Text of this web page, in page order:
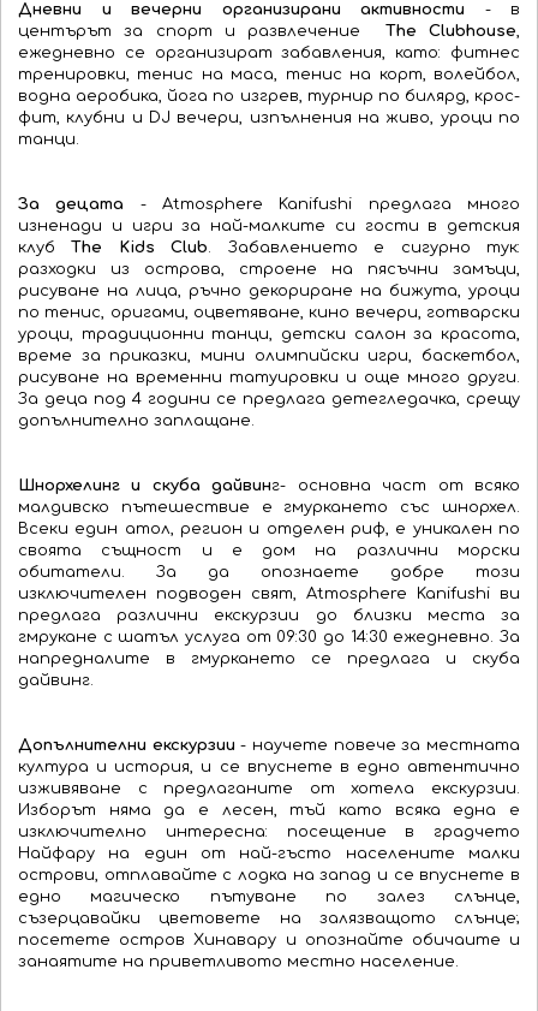
Дневни и вечерни организирани активности - в
центърът за спорт и развлечение The Clubhouse,
ежедневно се организират забавления, като: фитнес
тренировки, тенис на маса, тенис на корт, волейбол,
водна аеробика, йога по изгрев, турнир по билярд, крос-
фит, клубни и DJ вечери, изпълнения на живо, уроци по
танци.
За децата - Atmosphere Kanifushi предлага много
изненади и игри за най-малките си гости в детския
клуб The Kids Club. Забавлението е сигурно тук:
разходки из острова, строене на пясъчни замъци,
рисуване на лица, ръчно декориране на бижута, уроци
по тенис, оригами, оцветяване, кино вечери, готварски
уроци, традиционни танци, детски салон за красота,
време за приказки, мини олимпийски игри, баскетбол,
рисуване на временни татуировки и още много други.
За деца под 4 години се предлага детегледачка, срещу
допълнително заплащане.
Шнорхелинг и скуба дайвинг- основна част от всяко
малдивско пътешествие е гмуркането със шнорхел.
Всеки един атол, регион и отделен риф, е уникален по
своята същност и е дом на различни морски
обитатели. За да опознаете добре този
изключителен подводен свят, Atmosphere Kanifushi ви
предлага различни екскурзии до близки места за
гмрукане с шатъл услуга от 09:30 до 14:30 ежедневно. За
напредналите в гмуркането се предлага и скуба
дайвинг.
Допълнителни екскурзии - научете повече за местната
култура и история, и се впуснете в едно автентично
изживяване с предлаганите от хотела екскурзии.
Изборът няма да е лесен, тъй като всяка една е
изключително интересна: посещение в градчето
Найфару на един от най-гъсто населените малки
острови, отплавайте с лодка на запад и се впуснете в
едно магическо пътуване по залез слънце,
съзерцавайки цветовете на залязващото слънце;
посетете остров Хинавару и опознайте обичаите и
занаятите на приветливото местно население.